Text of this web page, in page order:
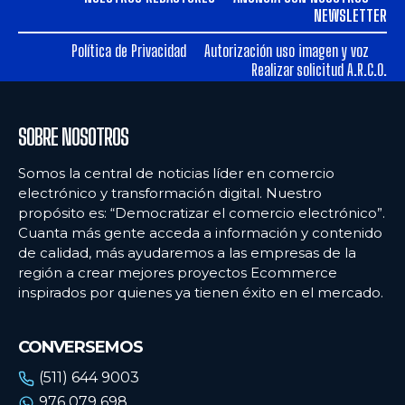
ARGENTINA
BOLIVIA
COLOMBIA
ECUADOR
MÉXICO
URUGUAY
ARGENTINA
BOLIVIA
COLOMBIA
ECUADOR
MÉXICO
URUGUAY
NEWSLETTER
Política de Privacidad
Autorización uso imagen y voz
Realizar solicitud A.R.C.O.
SOBRE NOSOTROS
Somos la central de noticias líder en comercio
electrónico y transformación digital. Nuestro
propósito es: “Democratizar el comercio electrónico”.
Cuanta más gente acceda a información y contenido
de calidad, más ayudaremos a las empresas de la
región a crear mejores proyectos Ecommerce
inspirados por quienes ya tienen éxito en el mercado.
CONVERSEMOS
(511) 644 9003